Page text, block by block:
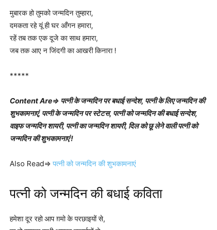
मुबारक हो तुमको जन्मदिन तुम्हारा,
दमकता रहे यूं ही घर आँगन हमारा,
रहें तब तक एक दूजे का साथ हमारा,
जब तक आए न जिंदगी का आखरी किनारा !
*****
Content Are⇒ पत्नी के जन्मदिन पर बधाई सन्देश, पत्नी के लिए जन्मदिन की
शुभकामनाएं, पत्नी के जन्मदिन पर स्टेटस, पत्नी को जन्मदिन की बधाई सन्देश,
वाइफ जन्मदिन शायरी, पत्नी का जन्मदिन शायरी, दिल को छू लेने वाली पत्नी को
जन्मदिन की शुभकामनाएं !
Also Read⇒पत्नी को जन्मदिन की शुभकामनाएं
पत्नी को जन्मदिन की बधाई कविता
हमेशा दूर रहो आप ग़मो के परछाइयों से,